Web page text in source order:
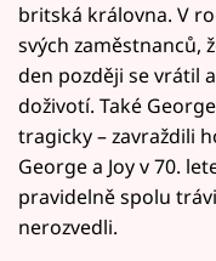
britská královna. V
svých zaměstnanců,
den později se vrátil
doživotí. Také
tragicky – zavraždili
George a Joy v 70.
pravidelně spolu
nerozvedli.